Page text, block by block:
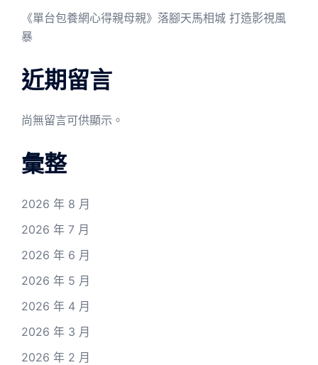
《單台包養網心得親母親》落腳天馬相城 打造影視風
暴
近期留言
尚無留言可供顯示。
彙整
2026 年 8 月
2026 年 7 月
2026 年 6 月
2026 年 5 月
2026 年 4 月
2026 年 3 月
2026 年 2 月